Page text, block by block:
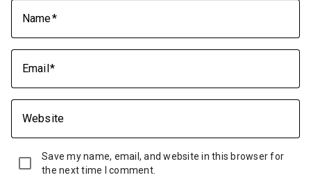
Name
Email
Website
Save my name, email, and website in this browser for
the next time I comment.